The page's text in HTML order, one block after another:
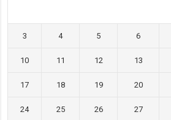
3 4 5 6
10 11 12 13
17 18 19 20
24 25 26 27